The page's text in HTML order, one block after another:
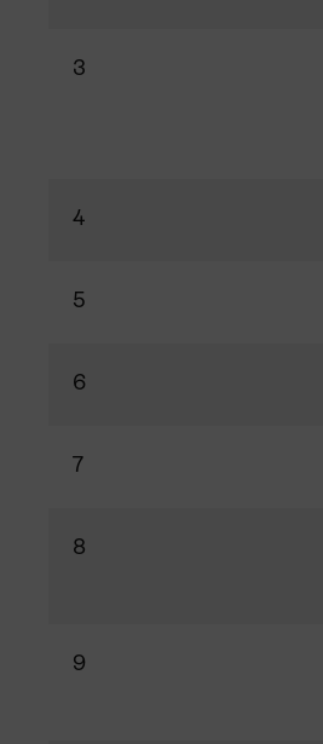
3
4
5
6
7
8
9